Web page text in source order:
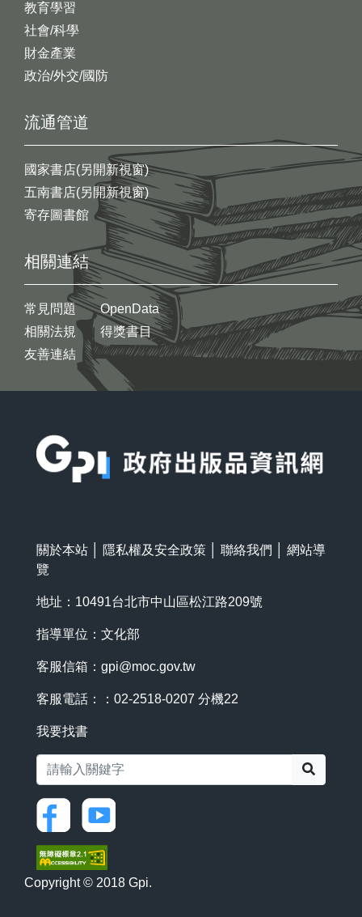
教育學習
社會/科學
財金產業
政治/外交/國防
流通管道
國家書店(另開新視窗)
五南書店(另開新視窗)
寄存圖書館
相關連結
常見問題
相關法規
友善連結
OpenData
得獎書目
關於本站 隱私權及安全政策 聯絡我們
網站導
覽
地址：10491台北市中山區松江路209號
指導單位：文化部
客服信箱： gpi@moc.gov.tw
客服電話：：02-2518-0207 分機22
我要找書
Copyright © 2018 Gpi.